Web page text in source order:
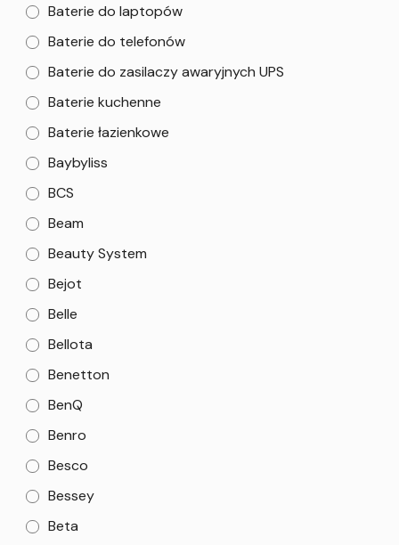
Baterie do laptopów
Baterie do telefonów
Baterie do zasilaczy awaryjnych UPS
Baterie kuchenne
Baterie łazienkowe
Baybyliss
BCS
Beam
Beauty System
Bejot
Belle
Bellota
Benetton
BenQ
Benro
Besco
Bessey
Beta